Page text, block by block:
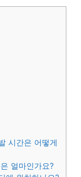
시간은 어떻게
얼마인가요?